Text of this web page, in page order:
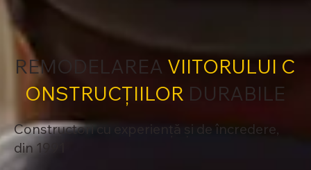
REMODELAREA VIITORULUI C
ONSTRUCȚIILOR DURABILE
Constructori cu experiență și de încredere,
din 1991